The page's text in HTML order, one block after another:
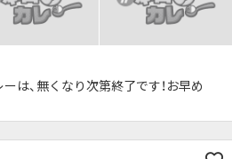
は、無くなり次第終了です！お早め